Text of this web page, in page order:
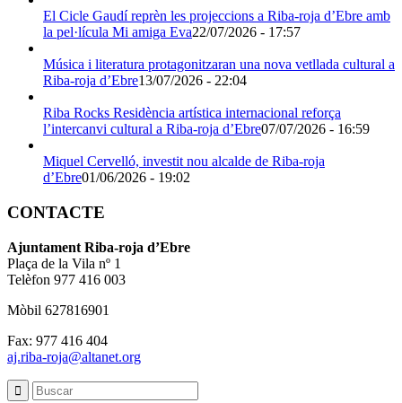
El Cicle Gaudí reprèn les projeccions a Riba-roja d’Ebre amb
la pel·lícula Mi amiga Eva22/07/2026 - 17:57
Música i literatura protagonitzaran una nova vetllada cultural a
Riba-roja d’Ebre13/07/2026 - 22:04
Riba Rocks Residència artística internacional reforça
l’intercanvi cultural a Riba-roja d’Ebre07/07/2026 - 16:59
Miquel Cervelló, investit nou alcalde de Riba-roja
d’Ebre01/06/2026 - 19:02
CONTACTE
Ajuntament Riba-roja d’Ebre
Plaça de la Vila nº 1
Telèfon 977 416 003
Mòbil 627816901
Fax: 977 416 404
aj.riba-roja@altanet.org